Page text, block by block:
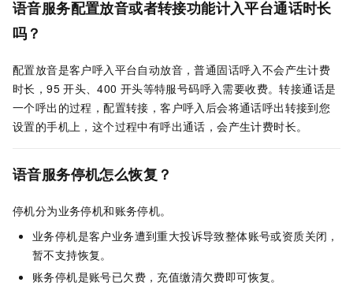
语音服务配置放音或者转接功能计入平台通话时长
吗？
配置放音是客户呼入平台自动放音，普通固话呼入不会产生计费
时长，95 开头、400 开头等特服号码呼入需要收费。转接通话是
一个呼出的过程，配置转接，客户呼入后会将通话呼出转接到您
设置的手机上，这个过程中有呼出通话，会产生计费时长。
语音服务停机怎么恢复？
停机分为业务停机和账务停机。
业务停机是客户业务遭到重大投诉导致整体账号或资质关闭，
暂不支持恢复。
账务停机是账号已欠费，充值缴清欠费即可恢复。